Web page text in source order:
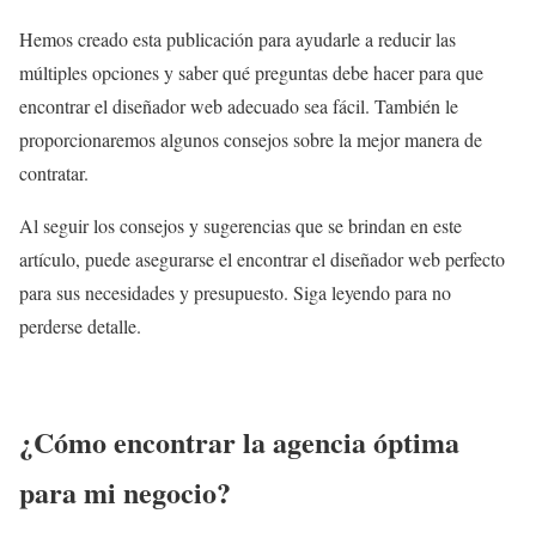
Hemos creado esta publicación para ayudarle a reducir las
múltiples opciones y saber qué preguntas debe hacer para que
encontrar el diseñador web adecuado sea fácil. También le
proporcionaremos algunos consejos sobre la mejor manera de
contratar.
Al seguir los consejos y sugerencias que se brindan en este
artículo, puede asegurarse el encontrar el diseñador web perfecto
para sus necesidades y presupuesto. Siga leyendo para no
perderse detalle.
¿Cómo encontrar la agencia óptima
para mi negocio?